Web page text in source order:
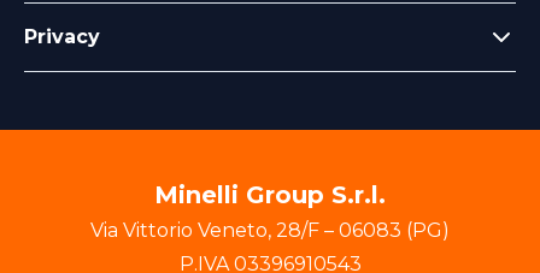
Privacy
Minelli Group S.r.l.
Via Vittorio Veneto, 28/F – 06083 (PG)
P.IVA 03396910543